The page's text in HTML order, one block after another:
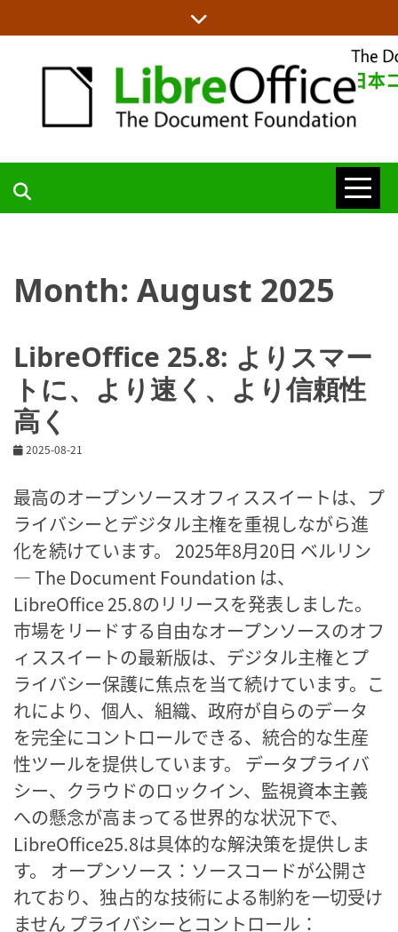
to
content
LIBREOFFICE
BLOG
Month: August 2025
LibreOffice 25.8: よりスマー
トに、より速く、より信頼性
高く
2025-08-21
最高のオープンソースオフィススイートは、プ
ライバシーとデジタル主権を重視しながら進
化を続けています。 2025年8月20日 ベルリン
― The Document Foundation は、
LibreOffice 25.8のリリースを発表しました。
市場をリードする自由なオープンソースのオフ
ィススイートの最新版は、デジタル主権とプ
ライバシー保護に焦点を当て続けています。こ
れにより、個人、組織、政府が自らのデータ
を完全にコントロールできる、統合的な生産
性ツールを提供しています。 データプライバ
シー、クラウドのロックイン、監視資本主義
への懸念が高まってる世界的な状況下で、
LibreOffice25.8は具体的な解決策を提供しま
す。 オープンソース：ソースコードが公開さ
れており、独占的な技術による制約を一切受け
ません プライバシーとコントロール：